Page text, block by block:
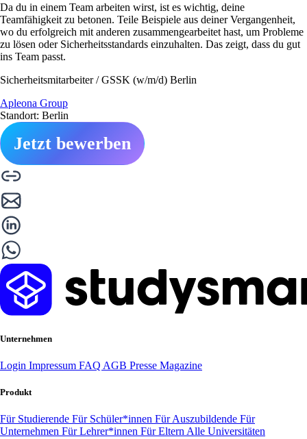
Da du in einem Team arbeiten wirst, ist es wichtig, deine
Teamfähigkeit zu betonen. Teile Beispiele aus deiner Vergangenheit,
wo du erfolgreich mit anderen zusammengearbeitet hast, um Probleme
zu lösen oder Sicherheitsstandards einzuhalten. Das zeigt, dass du gut
ins Team passt.
Sicherheitsmitarbeiter / GSSK (w/m/d) Berlin
Apleona Group
Standort: Berlin
Jetzt bewerben
Unternehmen
Login Impressum FAQ AGB Presse Magazine
Produkt
Für Studierende Für Schüler*innen Für Auszubildende Für
Unternehmen Für Lehrer*innen Für Eltern Alle Universitäten